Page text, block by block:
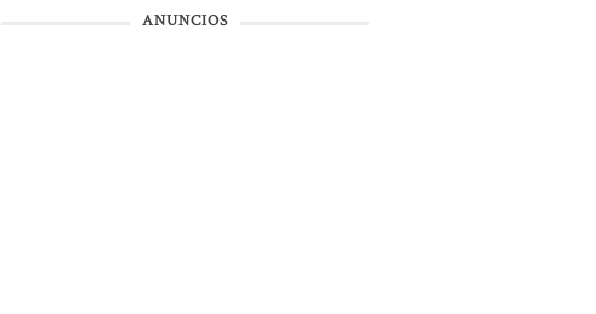
ANUNCIOS